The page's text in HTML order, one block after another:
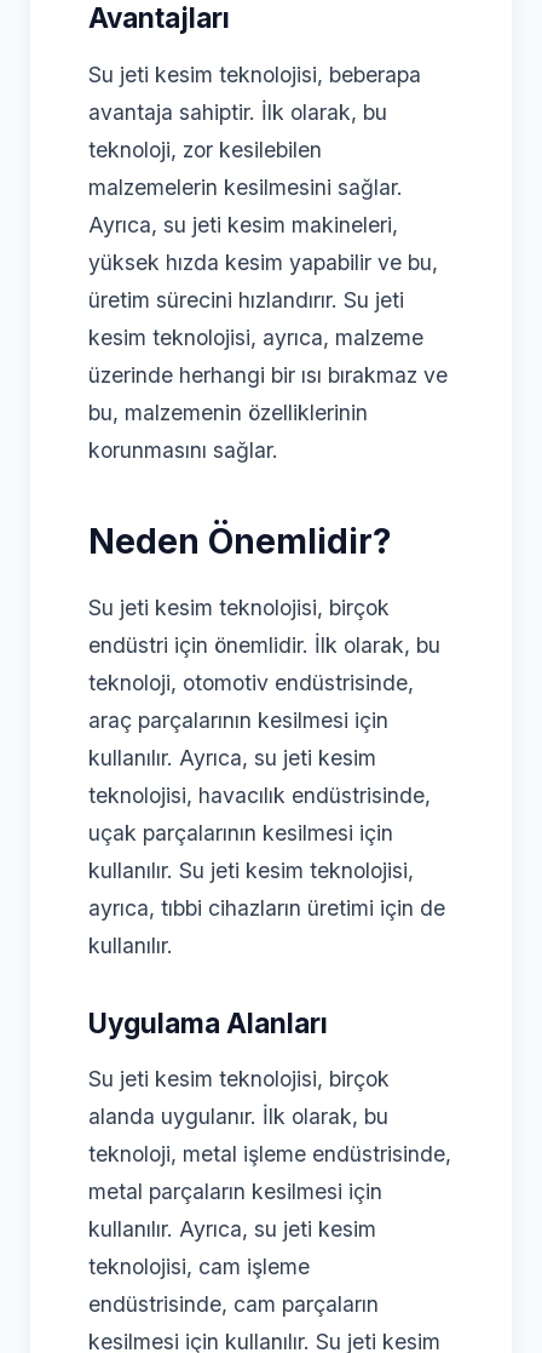
Avantajları
Su jeti kesim teknolojisi, beberapa
avantaja sahiptir. İlk olarak, bu
teknoloji, zor kesilebilen
malzemelerin kesilmesini sağlar.
Ayrıca, su jeti kesim makineleri,
yüksek hızda kesim yapabilir ve bu,
üretim sürecini hızlandırır. Su jeti
kesim teknolojisi, ayrıca, malzeme
üzerinde herhangi bir ısı bırakmaz ve
bu, malzemenin özelliklerinin
korunmasını sağlar.
Neden Önemlidir?
Su jeti kesim teknolojisi, birçok
endüstri için önemlidir. İlk olarak, bu
teknoloji, otomotiv endüstrisinde,
araç parçalarının kesilmesi için
kullanılır. Ayrıca, su jeti kesim
teknolojisi, havacılık endüstrisinde,
uçak parçalarının kesilmesi için
kullanılır. Su jeti kesim teknolojisi,
ayrıca, tıbbi cihazların üretimi için de
kullanılır.
Uygulama Alanları
Su jeti kesim teknolojisi, birçok
alanda uygulanır. İlk olarak, bu
teknoloji, metal işleme endüstrisinde,
metal parçaların kesilmesi için
kullanılır. Ayrıca, su jeti kesim
teknolojisi, cam işleme
endüstrisinde, cam parçaların
kesilmesi için kullanılır. Su jeti kesim